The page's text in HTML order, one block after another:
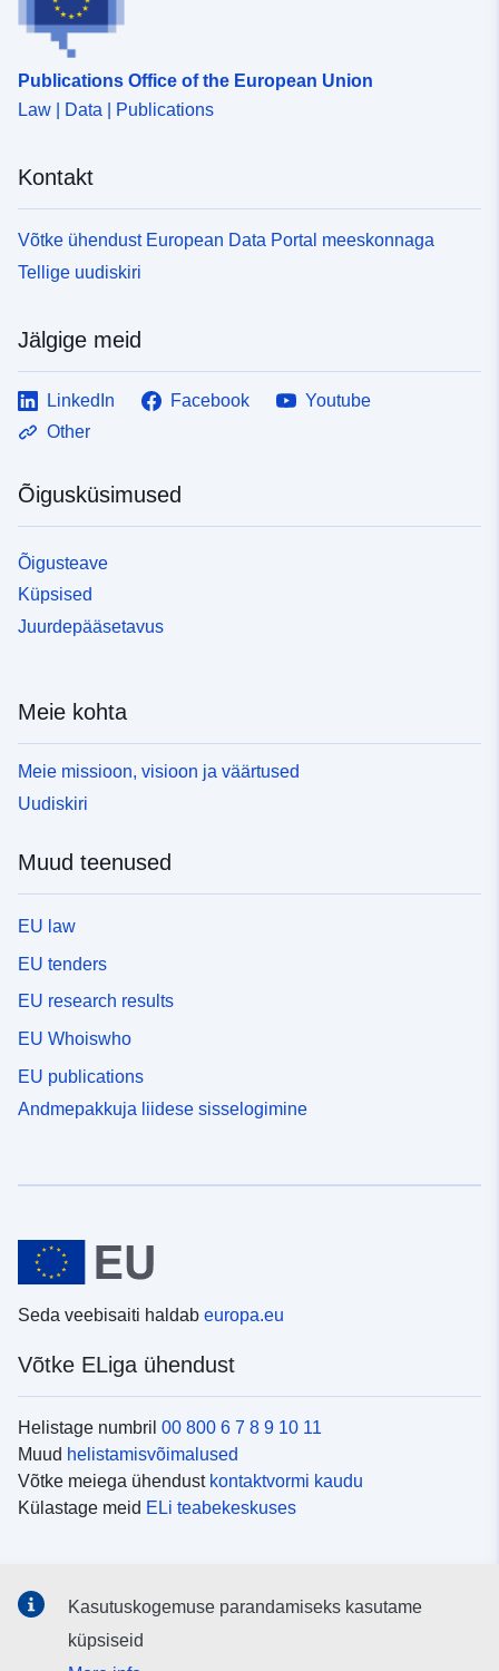
Publications Office of the European Union
Law | Data | Publications
Kontakt
Võtke ühendust European Data Portal meeskonnaga
Tellige uudiskiri
Jälgige meid
LinkedIn Facebook
Youtube
Other
Õigusküsimused
Õigusteave
Küpsised
Juurdepääsetavus
Meie kohta
Meie missioon, visioon ja väärtused
Uudiskiri
Muud teenused
EU law
EU tenders
EU research results
EU Whoiswho
EU publications
Andmepakkuja liidese sisselogimine
Seda veebisaiti haldab europa.eu
Võtke ELiga ühendust
Helistage numbril 00 800 6 7 8 9 10 11
Muud helistamisvõimalused
Võtke meiega ühendust kontaktvormi kaudu
Külastage meid ELi teabekeskuses
Otsige ELi teavet
Kasutuskogemuse parandamiseks kasutame
küpsiseid